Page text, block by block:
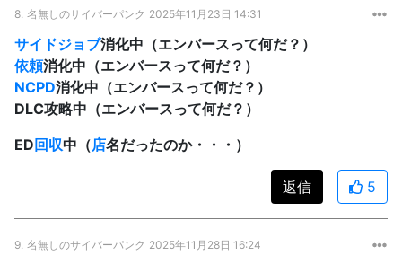
8. 名無しのサイバーパンク 2025年11月23日 14:31
サイドジョブ消化中（エンバースって何だ？）
依頼消化中（エンバースって何だ？）
NCPD消化中（エンバースって何だ？）
DLC攻略中（エンバースって何だ？）
ED回収中（店名だったのか・・・）
返信 5
9. 名無しのサイバーパンク 2025年11月28日 16:24